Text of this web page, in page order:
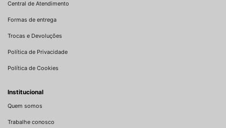
Central de Atendimento
Formas de entrega
Trocas e Devoluções
Política de Privacidade
Política de Cookies
Institucional
Quem somos
Trabalhe conosco